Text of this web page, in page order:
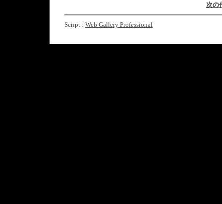
次の
Script : Web Gallery Professional